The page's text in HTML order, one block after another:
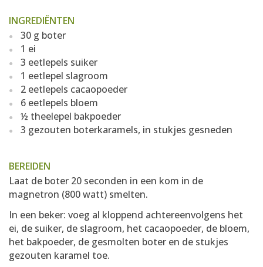
INGREDIËNTEN
30 g boter
1 ei
3 eetlepels suiker
1 eetlepel slagroom
2 eetlepels cacaopoeder
6 eetlepels bloem
½ theelepel bakpoeder
3 gezouten boterkaramels, in stukjes gesneden
BEREIDEN
Laat de boter 20 seconden in een kom in de
magnetron (800 watt) smelten.
In een beker: voeg al kloppend achtereenvolgens het
ei, de suiker, de slagroom, het cacaopoeder, de bloem,
het bakpoeder, de gesmolten boter en de stukjes
gezouten karamel toe.